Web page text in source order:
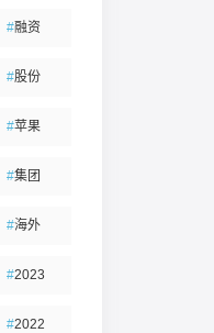
#融资
#股份
#苹果
#集团
#海外
#2023
#2022